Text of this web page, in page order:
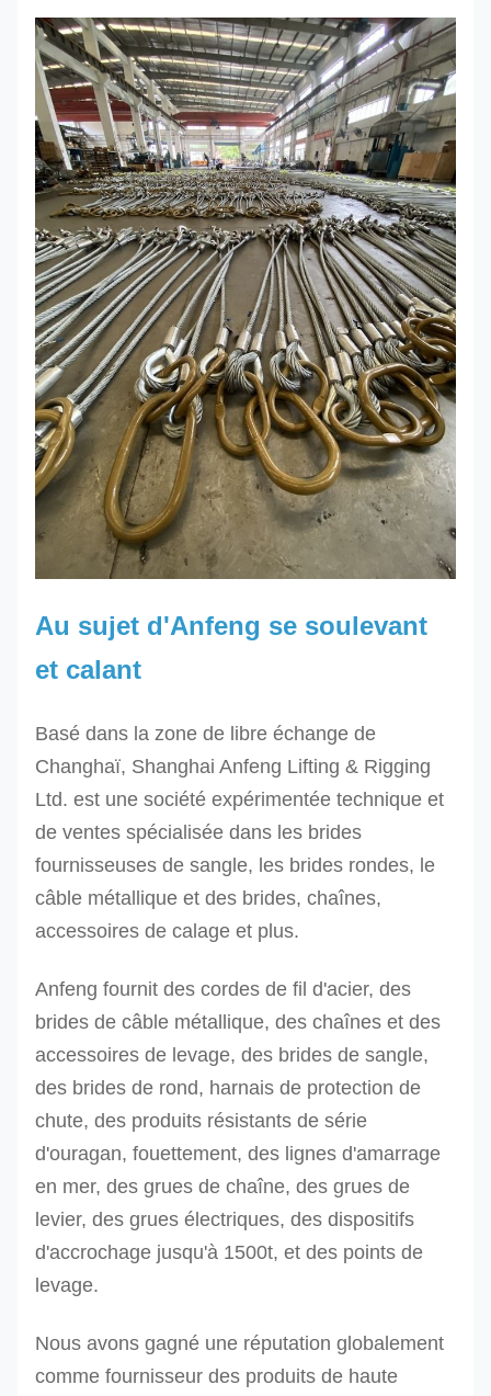
Au sujet d'Anfeng se soulevant
et calant
Basé dans la zone de libre échange de
Changhaï, Shanghai Anfeng Lifting & Rigging
Ltd. est une société expérimentée technique et
de ventes spécialisée dans les brides
fournisseuses de sangle, les brides rondes, le
câble métallique et des brides, chaînes,
accessoires de calage et plus.
Anfeng fournit des cordes de fil d'acier, des
brides de câble métallique, des chaînes et des
accessoires de levage, des brides de sangle,
des brides de rond, harnais de protection de
chute, des produits résistants de série
d'ouragan, fouettement, des lignes d'amarrage
en mer, des grues de chaîne, des grues de
levier, des grues électriques, des dispositifs
d'accrochage jusqu'à 1500t, et des points de
levage.
Nous avons gagné une réputation globalement
comme fournisseur des produits de haute